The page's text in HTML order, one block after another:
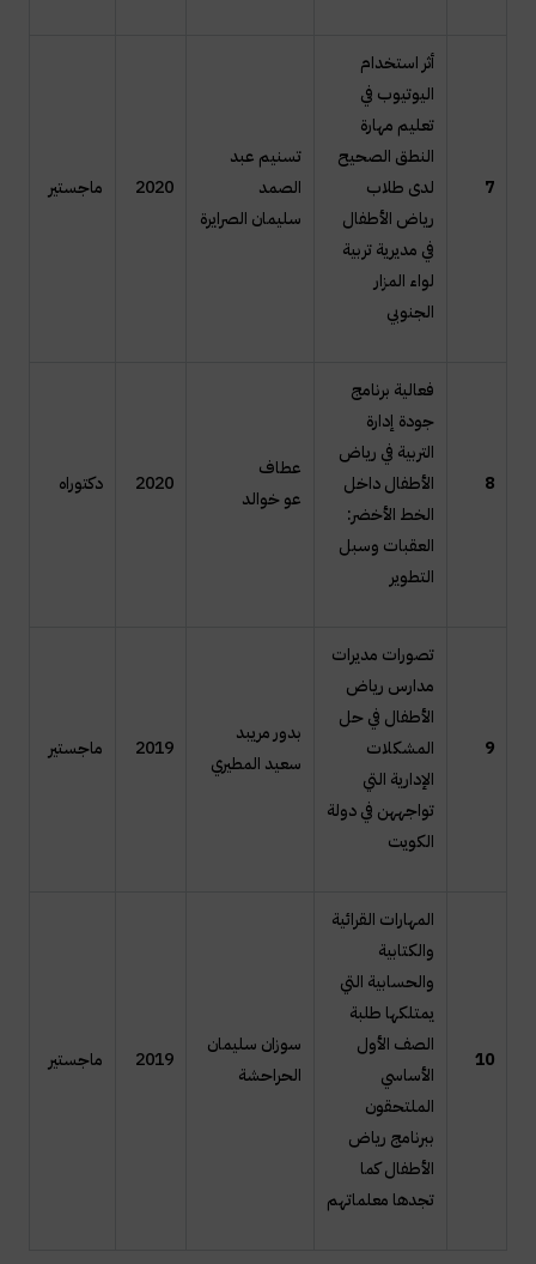
7
أثر استخدام
اليوتيوب في
تعليم مهارة
النطق الصحيح
لدى طلاب
رياض الأطفال
في مديرية تربية
لواء المزار
الجنوبي
تسنيم عبد
الصمد
سليمان الصرايرة
2020 ماجستير
8
فعالية برنامج
جودة إدارة
التربية في رياض
الأطفال داخل
الخط الأخضر:
العقبات وسبل
التطوير
عطاف
عو خوالد
2020 دكتوراه
9
تصورات مديرات
مدارس رياض
الأطفال في حل
المشكلات
الإدارية التي
تواجههن في دولة
الكويت
بدور مريبد
سعيد المطيري
2019 ماجستير
10
المهارات القرائية
والكتابية
والحسابية التي
يمتلكها طلبة
الصف الأول
الأساسي
الملتحقون
ببرنامج رياض
الأطفال كما
تجدها معلماتهم
سوزان سليمان
الحراحشة
2019 ماجستير